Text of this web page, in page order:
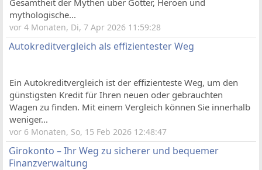
mythologische...
vor 4 Monaten, Di, 7 Apr 2026 11:59:28
Autokreditvergleich als effizientester Weg
Ein Autokreditvergleich ist der effizienteste Weg, um den
günstigsten Kredit für Ihren neuen oder gebrauchten
Wagen zu finden. Mit einem Vergleich können Sie innerhalb
weniger...
vor 6 Monaten, So, 15 Feb 2026 12:48:47
Girokonto – Ihr Weg zu sicherer und bequemer
Finanzverwaltung